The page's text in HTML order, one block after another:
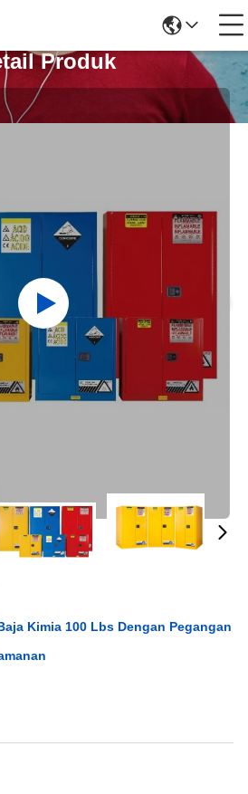
Produk
Kimia 100 Lbs Dengan Pegangan